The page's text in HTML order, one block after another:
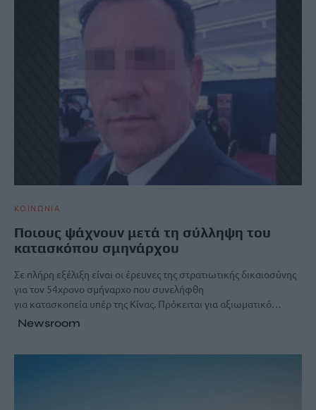
ΚΟΙΝΩΝΙΑ
Ποιους ψάχνουν μετά τη σύλληψη του
κατασκόπου σμηνάρχου
Σε πλήρη εξέλιξη είναι οι έρευνες της στρατιωτικής δικαιοσύνης
για τον 54χρονο σμήναρχο που συνελήφθη
για κατασκοπεία υπέρ της Κίνας. Πρόκειται για αξιωματικό…
Newsroom